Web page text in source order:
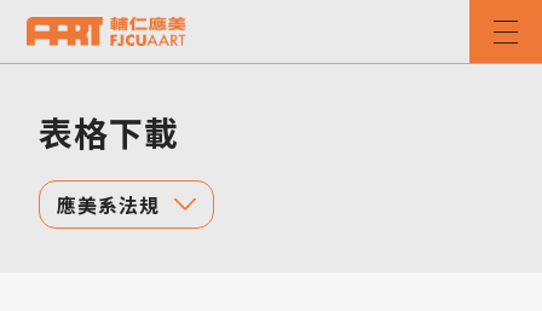
表格下載
應美系法規